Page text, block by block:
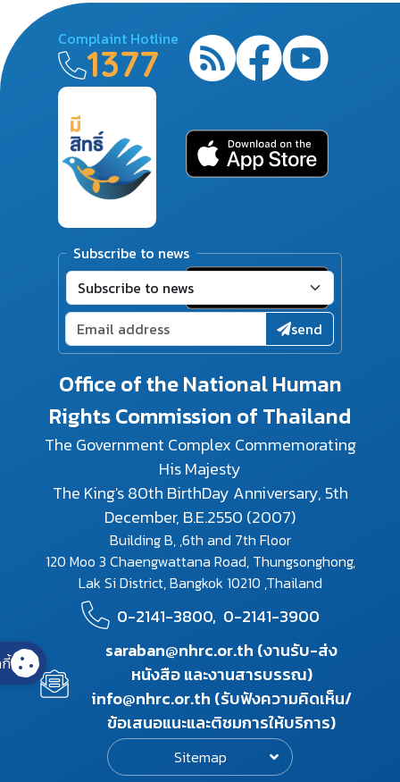
Office of the National Human
Rights Commission of Thailand
The Government Complex Commemorating
His Majesty
The King's 80th BirthDay Anniversary, 5th
December, B.E.2550 (2007)
Building B, ,6th and 7th Floor
120 Moo 3 Chaengwattana Road, Thungsonghong,
Lak Si District, Bangkok 10210 ,Thailand
0-2141-3800, 0-2141-3900
saraban@nhrc.or.th (งานรับ-ส่ง
หนังสือ และงานสารบรรณ)
info@nhrc.or.th (รับฟังความคิดเห็น/
ข้อเสนอแนะและติชมการให้บริการ)
Sitemap
Complaint Hotline
1377
Subscribe to news
send